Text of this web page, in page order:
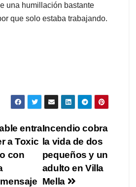
una humillación bastante
que solo estaba trabajando.
Incendio cobra
la vida de dos
pequeños y un
adulto en Villa
Mella
entra
a Toxic
con